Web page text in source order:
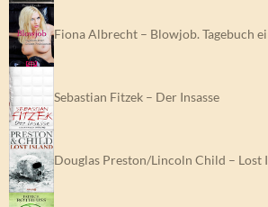
Fiona Albrecht – Blowjob. Tagebuch
Sebastian Fitzek – Der Insasse
Douglas Preston/Lincoln Child – Lost